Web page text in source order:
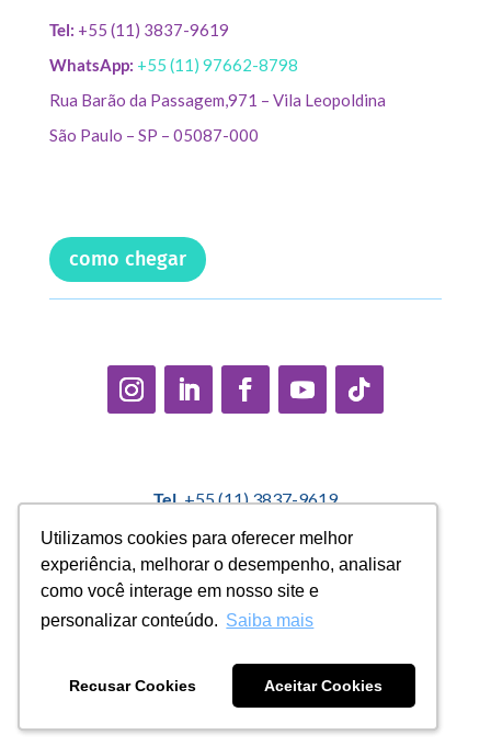
Utilizamos cookies para oferecer melhor
experiência, melhorar o desempenho, analisar
como você interage em nosso site e
personalizar conteúdo. Saiba mais
Recusar Cookies Aceitar Cookies
Utilizamos cookies para oferecer melhor
experiência, melhorar o desempenho, analisar
como você interage em nosso site e
personalizar conteúdo. Saiba mais
Recusar Cookies Aceitar Cookies
Tel: +55 (11) 3837-9619
WhatsApp: +55 (11) 97662-8798
Rua Barão da Passagem,971 – Vila Leopoldina
São Paulo – SP – 05087-000
como chegar
Tel.+55 (11) 3837-9619
Política Interna de Proteção de Dados |Encarregado de
Dados: Marcelo Correa |
denuncias@casadopequenocidadao.org.br